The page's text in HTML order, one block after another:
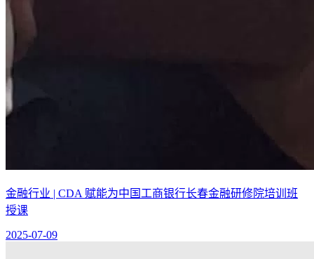
金融行业 | CDA 赋能为中国工商银行长春金融研修院培训班
授课
2025-07-09